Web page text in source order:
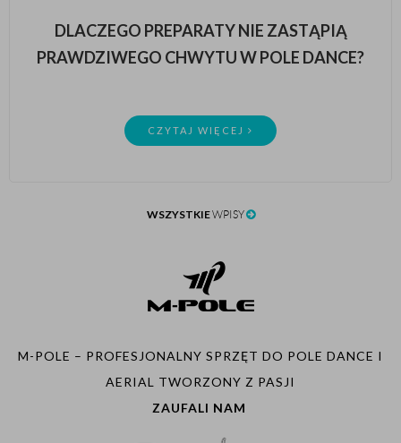
DLACZEGO PREPARATY NIE ZASTĄPIĄ
PRAWDZIWEGO CHWYTU W POLE DANCE?
CZYTAJ WIĘCEJ
WSZYSTKIEWPISY
M-POLE – PROFESJONALNY SPRZĘT DO POLE DANCE I
AERIAL TWORZONY Z PASJI
ZAUFALI NAM